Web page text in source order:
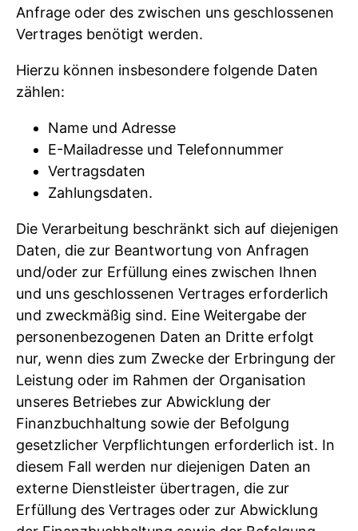
Anfrage oder des zwischen uns geschlossenen
Vertrages benötigt werden.
Hierzu können insbesondere folgende Daten
zählen:
Name und Adresse
E-Mailadresse und Telefonnummer
Vertragsdaten
Zahlungsdaten.
Die Verarbeitung beschränkt sich auf diejenigen
Daten, die zur Beantwortung von Anfragen
und/oder zur Erfüllung eines zwischen Ihnen
und uns geschlossenen Vertrages erforderlich
und zweckmäßig sind. Eine Weitergabe der
personenbezogenen Daten an Dritte erfolgt
nur, wenn dies zum Zwecke der Erbringung der
Leistung oder im Rahmen der Organisation
unseres Betriebes zur Abwicklung der
Finanzbuchhaltung sowie der Befolgung
gesetzlicher Verpflichtungen erforderlich ist. In
diesem Fall werden nur diejenigen Daten an
externe Dienstleister übertragen, die zur
Erfüllung des Vertrages oder zur Abwicklung